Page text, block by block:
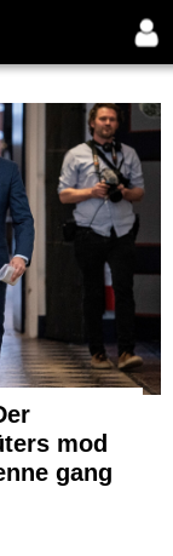
mod
gang